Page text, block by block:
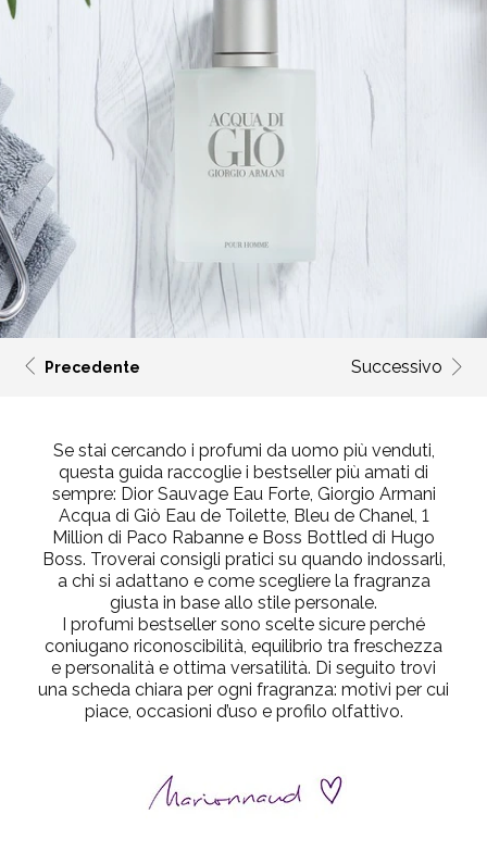
Precedente Successivo
Se stai cercando i profumi da uomo più venduti,
questa guida raccoglie i bestseller più amati di
sempre: Dior Sauvage Eau Forte, Giorgio Armani
Acqua di Giò Eau de Toilette, Bleu de Chanel, 1
Million di Paco Rabanne e Boss Bottled di Hugo
Boss. Troverai consigli pratici su quando indossarli,
a chi si adattano e come scegliere la fragranza
giusta in base allo stile personale.
I profumi bestseller sono scelte sicure perché
coniugano riconoscibilità, equilibrio tra freschezza
e personalità e ottima versatilità. Di seguito trovi
una scheda chiara per ogni fragranza: motivi per cui
piace, occasioni d’uso e profilo olfattivo.